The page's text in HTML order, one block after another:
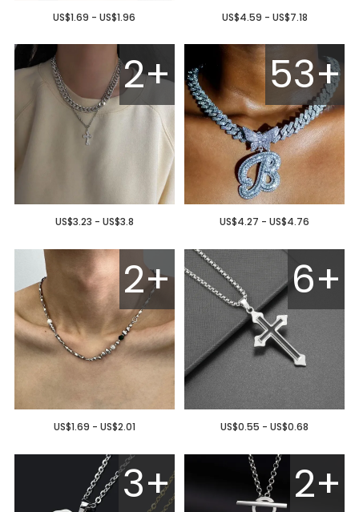
US$4.59 - US$7.18
US$1.69 - US$1.96
53+
US$4.27 - US$4.76
2+
US$3.23 - US$3.8
6+
US$0.55 - US$0.68
2+
US$1.69 - US$2.01
2+
3+